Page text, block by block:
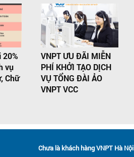
20%
vụ
Chữ
VNPT ƯU ĐÃI MIỄN
PHÍ KHỞI TẠO DỊCH
VỤ TỔNG ĐÀI ẢO
VNPT VCC
Chưa là khách hàng VNPT Hà Nội